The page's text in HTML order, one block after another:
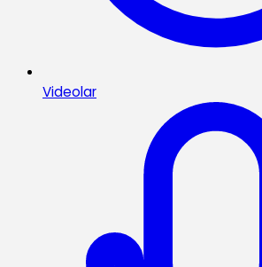
Videolar